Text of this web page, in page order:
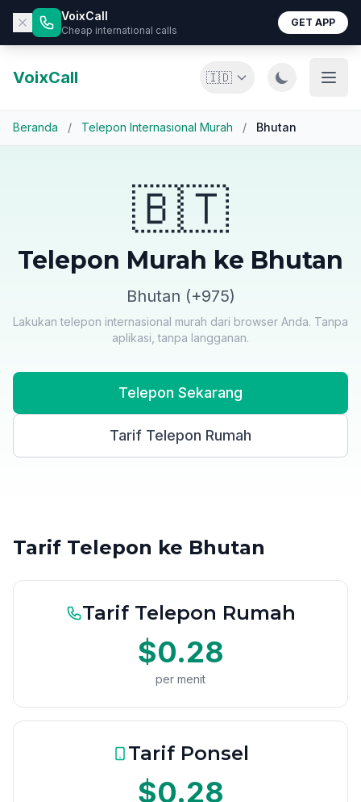
VoixCall
Cheap international calls
GET APP
VoixCall 🇮🇩
Beranda / Telepon Internasional Murah / Bhutan
🇧🇹
Telepon Murah ke Bhutan
Bhutan (+975)
Lakukan telepon internasional murah dari browser Anda. Tanpa
aplikasi, tanpa langganan.
Telepon Sekarang
Tarif Telepon Rumah
Tarif Telepon ke Bhutan
Tarif Telepon Rumah
$0.28
per menit
Tarif Ponsel
$0.28